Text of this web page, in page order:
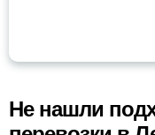
Не нашли